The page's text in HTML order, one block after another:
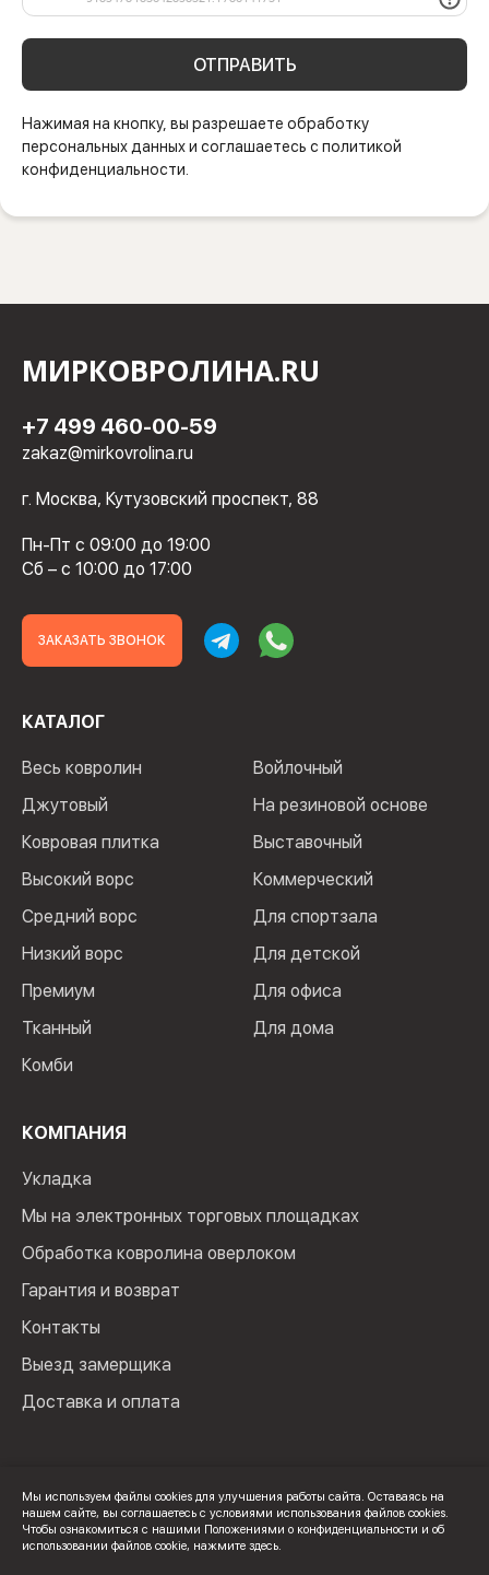
ОТПРАВИТЬ
Нажимая на кнопку, вы разрешаете обработку
персональных данных и соглашаетесь с политикой
конфиденциальности.
МИРКОВРОЛИНА.RU
+7 499 460-00-59
zakaz@mirkovrolina.ru
г. Москва, Кутузовский проспект, 88
Пн-Пт с 09:00 до 19:00
Сб – с 10:00 до 17:00
ЗАКАЗАТЬ ЗВОНОК
КАТАЛОГ
Весь ковролин
Джутовый
Ковровая плитка
Высокий ворс
Средний ворс
Низкий ворс
Премиум
Тканный
Комби
Войлочный
На резиновой основе
Выставочный
Коммерческий
Для спортзала
Для детской
Для офиса
Для дома
КОМПАНИЯ
Укладка
Мы на электронных торговых площадках
Обработка ковролина оверлоком
Гарантия и возврат
Контакты
Выезд замерщика
Доставка и оплата
© 2024 Мир Ковролина. ИП Зверев Максим Ильич. ИНН:
100502600325
Мы используем файлы cookies для улучшения работы сайта. Оставаясь на
нашем сайте, вы соглашаетесь с условиями использования файлов cookies.
Чтобы ознакомиться с нашими Положениями о конфиденциальности и об
использовании файлов cookie, нажмите здесь.